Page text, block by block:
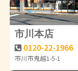
市川本店
0120-22-1966
市川市鬼越1-5-1